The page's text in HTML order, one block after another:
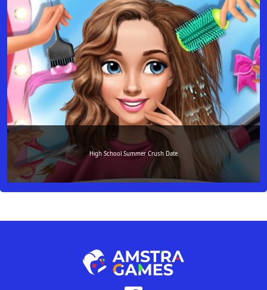
High School Summer Crush Date